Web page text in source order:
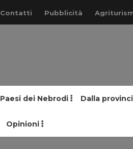
Contatti Pubblicità
Paesi dei Nebrodi Dalla
Opinioni